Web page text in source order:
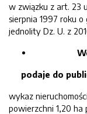
w związku z art. 23
sierpnia 1997 roku
jednolity Dz. U. z
podaje do
wykaz
powierzchni 1,20 ha